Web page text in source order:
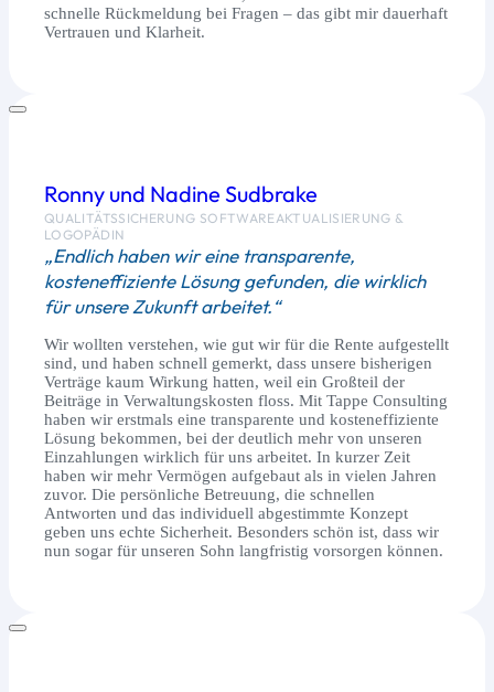
schnelle Rückmeldung bei Fragen – das gibt mir dauerhaft
Vertrauen und Klarheit.
Ronny und Nadine Sudbrake
QUALITÄTSSICHERUNG SOFTWAREAKTUALISIERUNG &
LOGOPÄDIN
„Endlich haben wir eine transparente,
kosteneffiziente Lösung gefunden, die wirklich
für unsere Zukunft arbeitet.“
Wir wollten verstehen, wie gut wir für die Rente aufgestellt
sind, und haben schnell gemerkt, dass unsere bisherigen
Verträge kaum Wirkung hatten, weil ein Großteil der
Beiträge in Verwaltungskosten floss. Mit Tappe Consulting
haben wir erstmals eine transparente und kosteneffiziente
Lösung bekommen, bei der deutlich mehr von unseren
Einzahlungen wirklich für uns arbeitet. In kurzer Zeit
haben wir mehr Vermögen aufgebaut als in vielen Jahren
zuvor. Die persönliche Betreuung, die schnellen
Antworten und das individuell abgestimmte Konzept
geben uns echte Sicherheit. Besonders schön ist, dass wir
nun sogar für unseren Sohn langfristig vorsorgen können.